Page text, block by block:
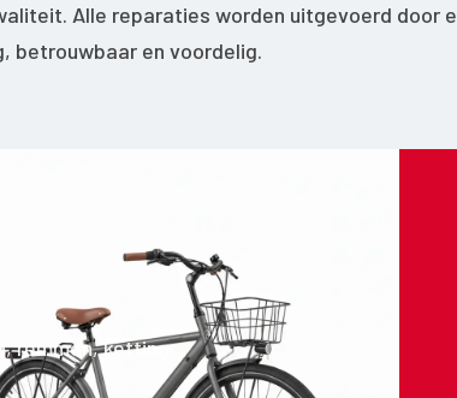
Alle reparaties worden uitgevoerd door
betrouwbaar en voordelig.
remmen, ketting,